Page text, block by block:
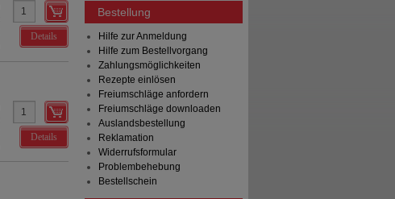
Details
Details
Bestellung
Hilfe zur Anmeldung
Hilfe zum Bestellvorgang
Zahlungsmöglichkeiten
Rezepte einlösen
Freiumschläge anfordern
Freiumschläge downloaden
Auslandsbestellung
Reklamation
Widerrufsformular
Problembehebung
Bestellschein